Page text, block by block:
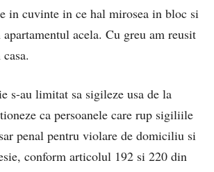
in cuvinte in ce hal mirosea in bloc si
acela. Cu greu am reusit
s-au limitat sa sigileze usa de la
ca persoanele care rup sigiliile
penal pentru violare de domiciliu si
conform articolul 192 si 220 din